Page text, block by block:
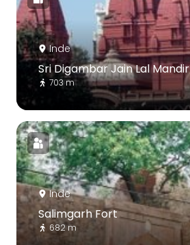
Inde
Sri Digambar Jain Lal Mandir
703 m
Inde
Salimgarh Fort
682 m